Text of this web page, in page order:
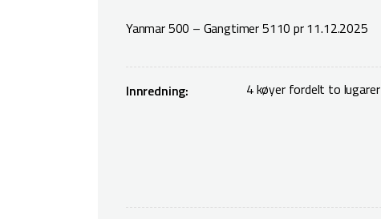
Yanmar 500 – Gangtimer 5110 pr 11.12.2025
Innredning: 4 køyer fordelt to lugarer